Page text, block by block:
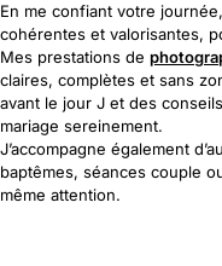
En me confiant votre
cohérentes et valorisantes,
Mes prestations de
claires, complètes et sans
avant le jour J et des
mariage sereinement.
J’accompagne également
baptêmes, séances couple
même attention.